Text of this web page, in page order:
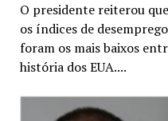
O presidente reiterou
os índices de
foram os mais baixos
história dos EUA....